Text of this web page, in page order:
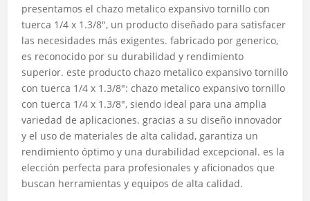
presentamos el chazo metalico expansivo tornillo con
tuerca 1/4 x 1.3/8″, un producto diseñado para satisfacer
las necesidades más exigentes. fabricado por generico,
es reconocido por su durabilidad y rendimiento
superior. este producto chazo metalico expansivo tornillo
con tuerca 1/4 x 1.3/8″: chazo metalico expansivo tornillo
con tuerca 1/4 x 1.3/8″, siendo ideal para una amplia
variedad de aplicaciones. gracias a su diseño innovador
y el uso de materiales de alta calidad, garantiza un
rendimiento óptimo y una durabilidad excepcional. es la
elección perfecta para profesionales y aficionados que
buscan herramientas y equipos de alta calidad.